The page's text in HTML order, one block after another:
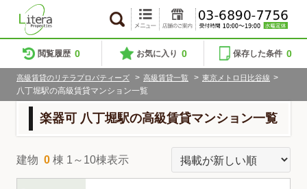
閲覧履歴 0 お気に入り 0 保存した条件 0
高級賃貸のリテラプロパティーズ > 高級賃貸一覧 > 東京メトロ日比谷線 >
八丁堀駅の高級賃貸マンション一覧
楽器可 八丁堀駅の高級賃貸マンション一覧
建物 0 棟 1～10棟表示